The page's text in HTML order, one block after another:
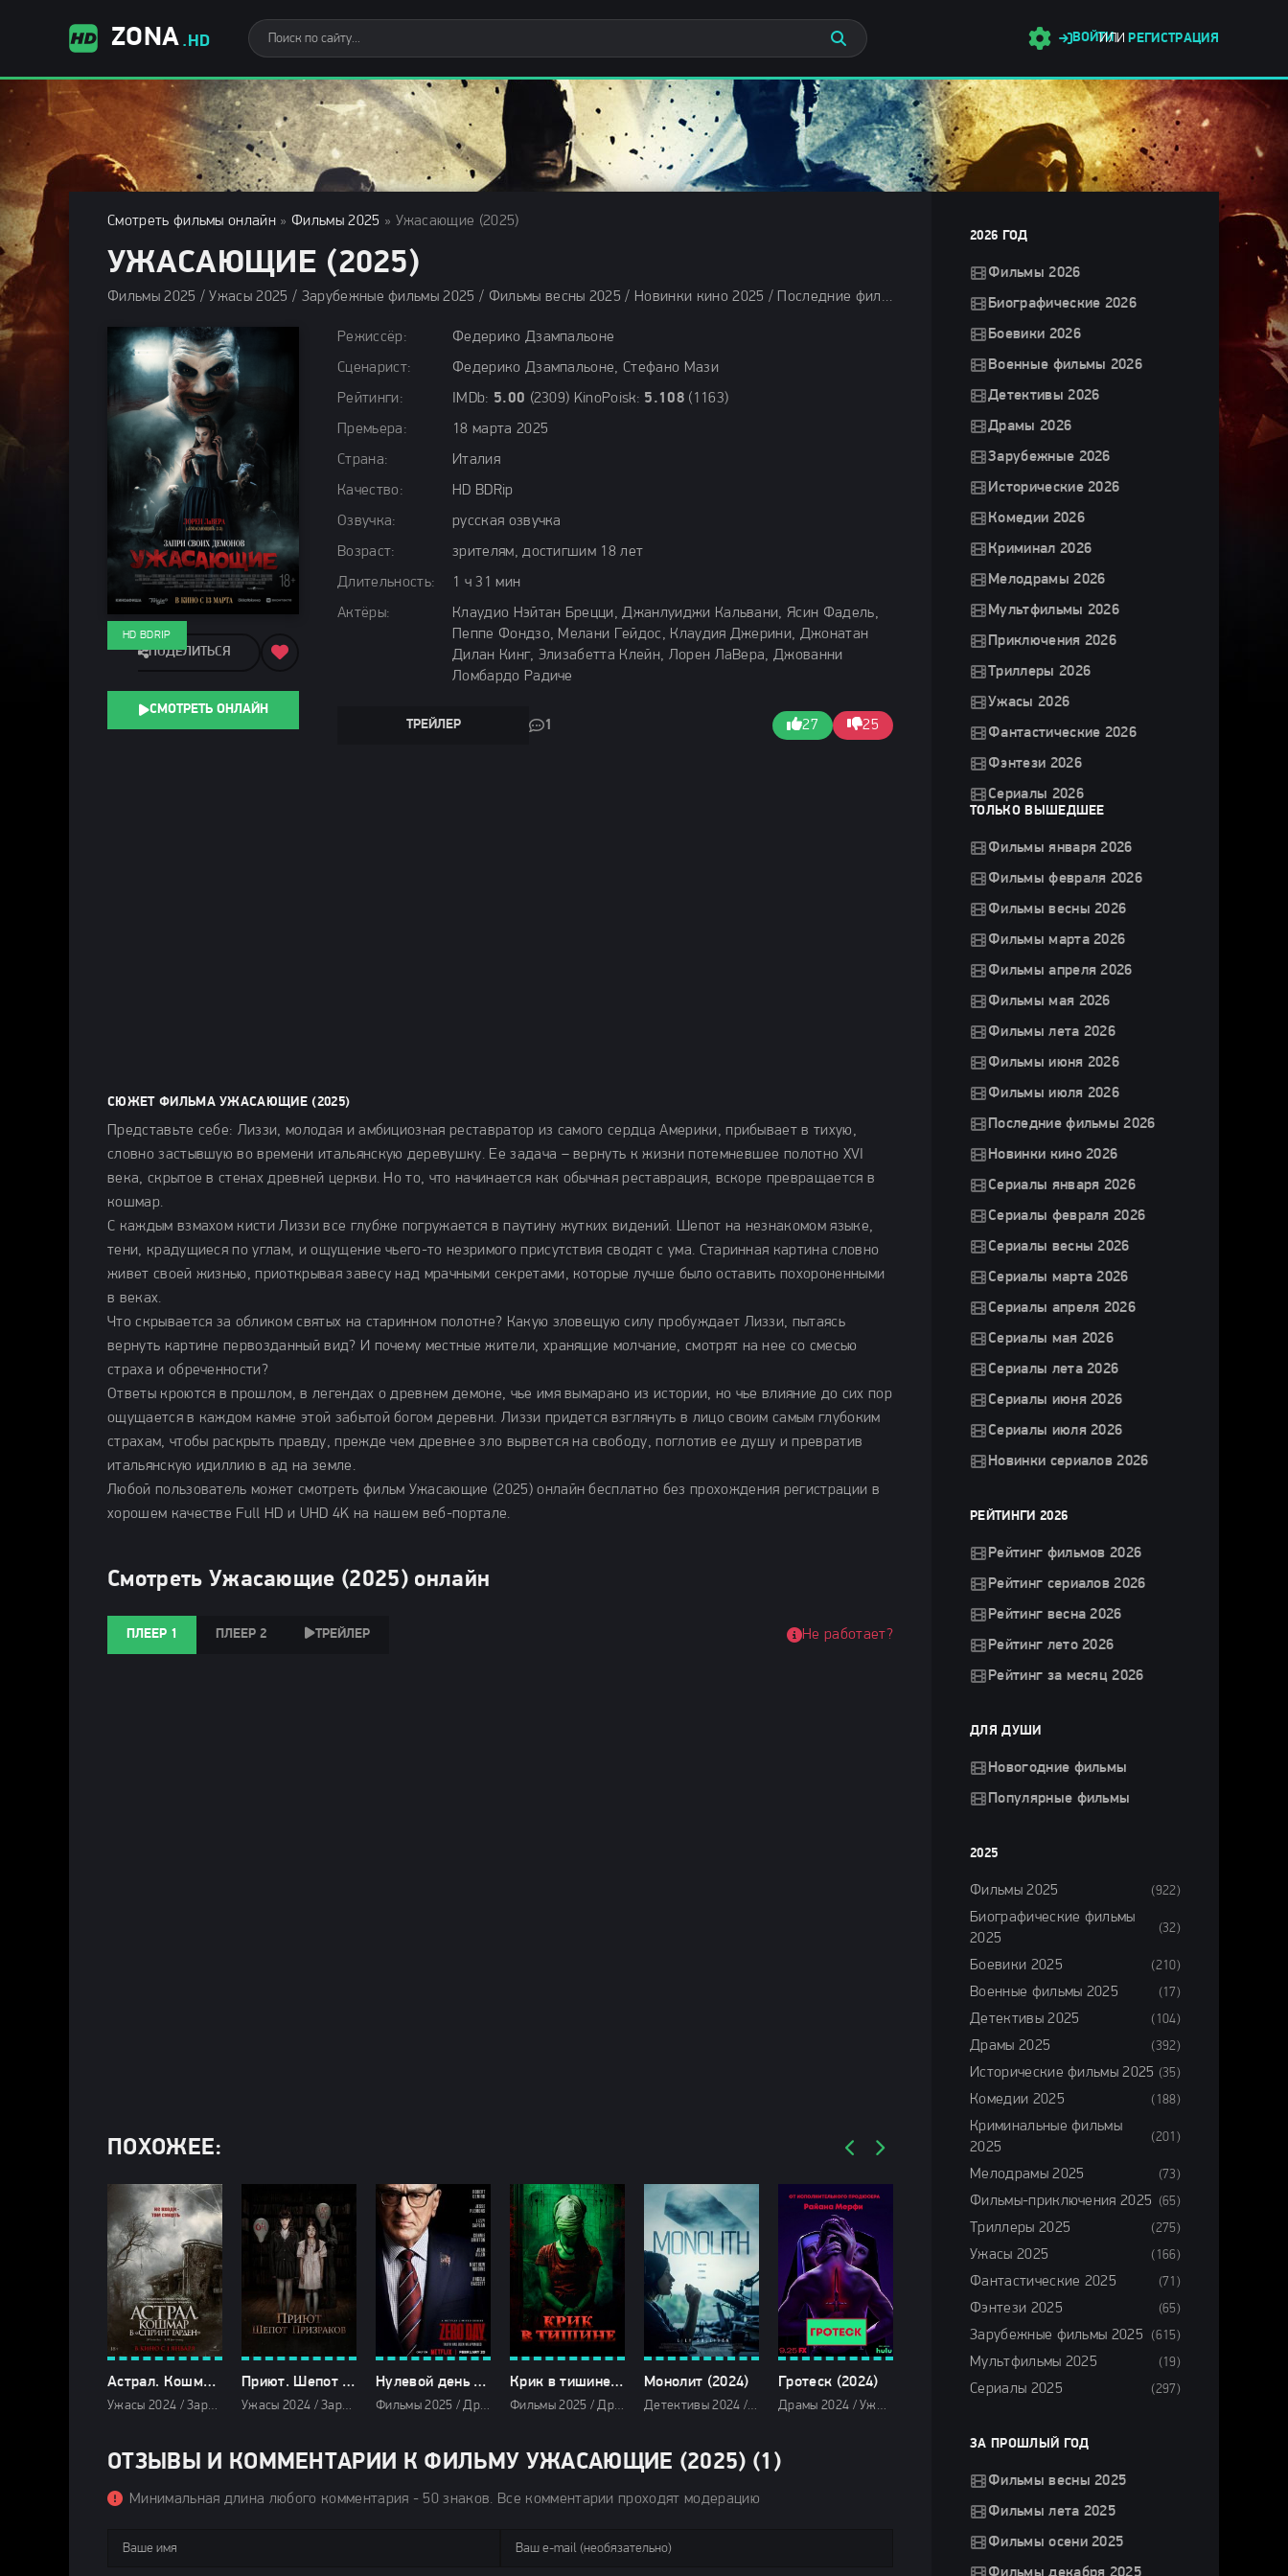
ZONA .HD ВОЙТИ
ИЛИ РЕГИСТРАЦИЯ
Смотреть фильмы онлайн » Фильмы 2025 » Ужасающие (2025)
УЖАСАЮЩИЕ (2025)
Фильмы 2025 / Ужасы 2025 / Зарубежные фильмы 2025 / Фильмы весны 2025 / Новинки кино 2025 / Последние фильмы 2025 / Смотреть фильмы онлайн
Режиссёр:
Федерико Дзампальоне
Сценарист:
Федерико Дзампальоне, Стефано Мази
Рейтинги:
IMDb: 5.00 (2309) KinoPoisk: 5.108(1163)
Премьера:
18 марта 2025
Страна:
Италия
Качество:
HD BDRip
Озвучка:
русская озвучка
Возраст:
зрителям, достигшим 18 лет
Длительность:
1 ч 31 мин
Актёры:
Клаудио Нэйтан Брецци, Джанлуиджи Кальвани, Ясин Фадель,
Пеппе Фондзо, Мелани Гейдос, Клаудия Джерини, Джонатан
Дилан Кинг, Элизабетта Клейн, Лорен ЛаВера, Джованни
Ломбардо Радиче
ТРЕЙЛЕР 1 27 25
HD BDRIP
ПОДЕЛИТЬСЯ
СМОТРЕТЬ ОНЛАЙН
СЮЖЕТ ФИЛЬМА УЖАСАЮЩИЕ (2025)
Представьте себе: Лиззи, молодая и амбициозная реставратор из самого сердца Америки, прибывает в тихую,
словно застывшую во времени итальянскую деревушку. Ее задача – вернуть к жизни потемневшее полотно XVI
века, скрытое в стенах древней церкви. Но то, что начинается как обычная реставрация, вскоре превращается в
кошмар.
С каждым взмахом кисти Лиззи все глубже погружается в паутину жутких видений. Шепот на незнакомом языке,
тени, крадущиеся по углам, и ощущение чьего-то незримого присутствия сводят с ума. Старинная картина словно
живет своей жизнью, приоткрывая завесу над мрачными секретами, которые лучше было оставить похороненными
в веках.
Что скрывается за обликом святых на старинном полотне? Какую зловещую силу пробуждает Лиззи, пытаясь
вернуть картине первозданный вид? И почему местные жители, хранящие молчание, смотрят на нее со смесью
страха и обреченности?
Ответы кроются в прошлом, в легендах о древнем демоне, чье имя вымарано из истории, но чье влияние до сих пор
ощущается в каждом камне этой забытой богом деревни. Лиззи придется взглянуть в лицо своим самым глубоким
страхам, чтобы раскрыть правду, прежде чем древнее зло вырвется на свободу, поглотив ее душу и превратив
итальянскую идиллию в ад на земле.
Любой пользователь может смотреть фильм Ужасающие (2025) онлайн бесплатно без прохождения регистрации в
хорошем качестве Full HD и UHD 4K на нашем веб-портале.
Смотреть Ужасающие (2025) онлайн
ПЛЕЕР 1 ПЛЕЕР 2 ТРЕЙЛЕР Не работает?
ПОХОЖЕЕ:
Астрал. Кошмар в «Спринг Гарден» (2024)
Ужасы 2024 / Зарубежные фильмы 2024 / Фильмы осени 2024 / Последние фильмы 2024 / Новинки кино 2024 / Фильмы 2024 / Смотреть фильмы онлайн
Приют. Шепот призраков (2024)
Ужасы 2024 / Зарубежные фильмы 2024 / Фильмы осени 2024 / Последние фильмы 2024 / Новинки кино 2024 / Фильмы 2024 / Смотреть фильмы онлайн
Нулевой день (2025)
Фильмы 2025 / Драмы 2025 / Триллеры 2025 / Сериалы 2025 / Смотреть фильмы онлайн
Крик в тишине (2025)
Фильмы 2025 / Драмы 2025 / Криминальные фильмы 2025 / Триллеры 2025 / Зарубежные фильмы 2025 / Фильмы весны 2025 / Новинки кино 2025 / Последние фильмы 2025 / Смотреть фильмы онлайн
Монолит (2024)
Детективы 2024 / Триллеры 2024 / Фантастические 2024 / Зарубежные фильмы 2024 / Новинки кино 2024 / Последние фильмы 2024 / Фильмы осени 2024 / Фильмы 2024 / Популярные фильмы / Смотреть фильмы онлайн
Гротеск (2024)
Драмы 2024 / Ужасы 2024 / Сериалы 2024 / Новинки сериалов 2024 / Фильмы 2024 / Сериалы в озвучке HDrezka Studio / Смотреть фильмы онлайн
ОТЗЫВЫ И КОММЕНТАРИИ К ФИЛЬМУ УЖАСАЮЩИЕ (2025) (1)
Минимальная длина любого комментария - 50 знаков. Все комментарии проходят модерацию
2026 ГОД
Фильмы 2026
Биографические 2026
Боевики 2026
Военные фильмы 2026
Детективы 2026
Драмы 2026
Зарубежные 2026
Исторические 2026
Комедии 2026
Криминал 2026
Мелодрамы 2026
Мультфильмы 2026
Приключения 2026
Триллеры 2026
Ужасы 2026
Фантастические 2026
Фэнтези 2026
Сериалы 2026
ТОЛЬКО ВЫШЕДШЕЕ
Фильмы января 2026
Фильмы февраля 2026
Фильмы весны 2026
Фильмы марта 2026
Фильмы апреля 2026
Фильмы мая 2026
Фильмы лета 2026
Фильмы июня 2026
Фильмы июля 2026
Последние фильмы 2026
Новинки кино 2026
Сериалы января 2026
Сериалы февраля 2026
Сериалы весны 2026
Сериалы марта 2026
Сериалы апреля 2026
Сериалы мая 2026
Сериалы лета 2026
Сериалы июня 2026
Сериалы июля 2026
Новинки сериалов 2026
РЕЙТИНГИ 2026
Рейтинг фильмов 2026
Рейтинг сериалов 2026
Рейтинг весна 2026
Рейтинг лето 2026
Рейтинг за месяц 2026
ДЛЯ ДУШИ
Новогодние фильмы
Популярные фильмы
2025
Фильмы 2025 (922)
Биографические фильмы
2025
(32)
Боевики 2025 (210)
Военные фильмы 2025 (17)
Детективы 2025 (104)
Драмы 2025 (392)
Исторические фильмы 2025 (35)
Комедии 2025 (188)
Криминальные фильмы
2025
(201)
Мелодрамы 2025 (73)
Фильмы-приключения 2025 (65)
Триллеры 2025 (275)
Ужасы 2025 (166)
Фантастические 2025 (71)
Фэнтези 2025 (65)
Зарубежные фильмы 2025 (615)
Мультфильмы 2025 (19)
Сериалы 2025 (297)
ЗА ПРОШЛЫЙ ГОД
Фильмы весны 2025
Фильмы лета 2025
Фильмы осени 2025